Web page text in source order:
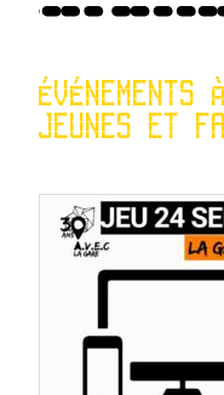
ÉVÉNEMENTS
JEUNES ET